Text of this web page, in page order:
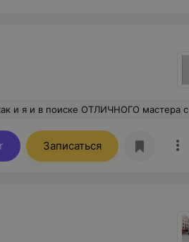
проколоть Хеликс и вот уже прошло около полугода и я наконец счастлива!) Чудо свершилось! Огромное спасибо за уделённое внимание и время!
Записаться